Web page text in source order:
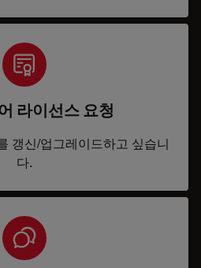
라이선스 요청
갱신/업그레이드하고 싶습니
다.